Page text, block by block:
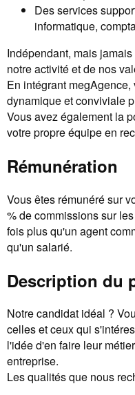
Des services
informatique,
Indépendant, mais
notre activité et de nos
En intégrant
dynamique et conviviale
Vous avez également la
votre propre équipe en
Rémunération
Vous êtes rémunéré sur
% de commissions sur
fois plus qu'un agent
qu'un salarié.
Description du
Notre candidat idéal ?
celles et ceux qui
l'idée d'en faire leur
entreprise.
Les qualités que nous